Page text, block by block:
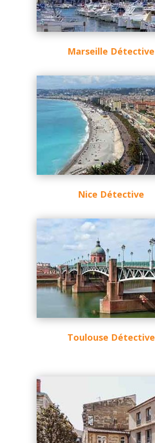
Marseille Détective
Nice Détective
Toulouse Détective